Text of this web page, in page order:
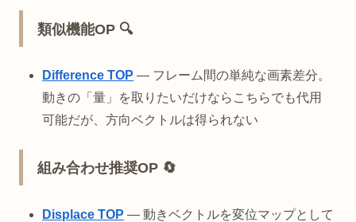
類似機能OP 🔍
Difference TOP — フレーム間の単純な画素差分。
動きの「量」を取りたいだけならこちらでも代用
可能だが、方向ベクトルは得られない
組み合わせ推奨OP 🔄
Displace TOP — 動きベクトルを変位マップとして